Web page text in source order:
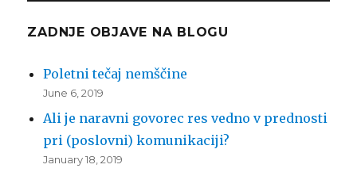
ZADNJE OBJAVE NA BLOGU
Poletni tečaj nemščine
June 6, 2019
Ali je naravni govorec res vedno v prednosti
pri (poslovni) komunikaciji?
January 18, 2019